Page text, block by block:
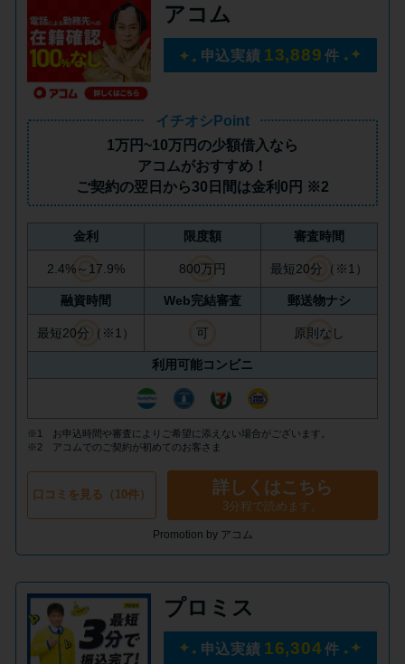
無利息期間を利用して利息0円で
お金を借りる3つのポイント
種類・特徴別一覧
その他コラム
今月の家賃払えない…2ヵ月目に
処法3つ
家賃払えないが強制退去は避け
街金とは？絶対審査通る？借金
い理由
質屋でお金を借りるには？年利
やシステムをカードローンと比
未成年でもお金を借りられる？
学生がお金を借りる方法があ
る？
アコム
申込実績 13,889 件
イチオシPoint
1万円~10万円の少額借入 なら
アコムがおすすめ！
ご契約の翌日から30日間は金利0円 ※2
金利 限度額 審査時間
2.4%～17.9% 800万円 最短20分（※1）
融資時間 Web完結審査 郵送物ナシ
最短20分（※1） 可 原則なし
利用可能コンビニ
※1 お申込時間や審査によりご希望に添えない場合がございます。
※2 アコムでのご契約が初めてのお客さま
口コミを見る（10件） 詳しくはこちら
3分程で読めます。
Promotion by アコム
プロミス
申込実績 16,304 件